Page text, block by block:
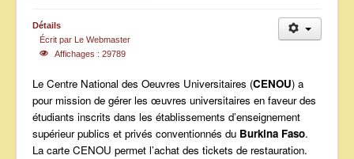
Détails
Écrit par Le Webmaster
Affichages : 29789
Le Centre National des Oeuvres Universitaires (CENOU) a
pour mission de gérer les œuvres universitaires en faveur des
étudiants inscrits dans les établissements d’enseignement
supérieur publics et privés conventionnés du Burkina Faso.
La carte CENOU permet l’achat des tickets de restauration.